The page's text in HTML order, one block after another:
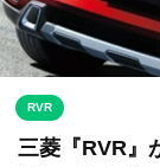
RVR
三菱『RVR』